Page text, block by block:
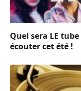
Quel sera LE tube
écouter cet été !